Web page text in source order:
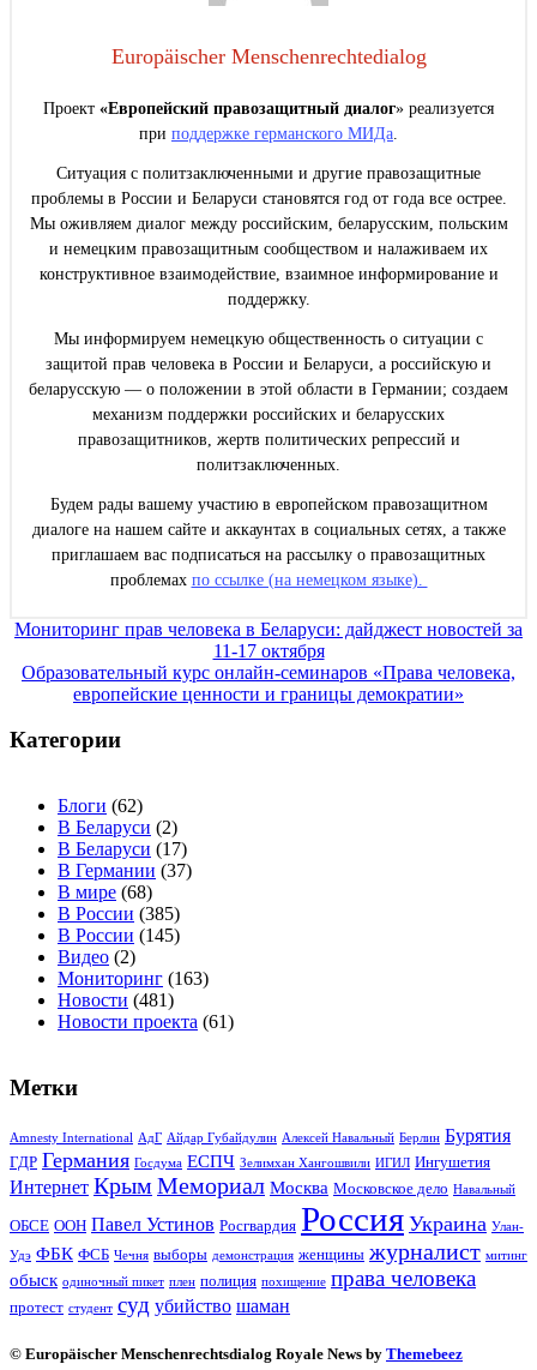
Europäischer Menschenrechtedialog
Проект «Европейский правозащитный диалог» реализуется
при поддержке германского МИДа
Ситуация с политзаключенными и другие правозащитные
проблемы в России и Беларуси становятся год от года все острее.
Мы оживляем диалог между российским, беларусским, польским
и немецким правозащитным сообществом и налаживаем их
конструктивное взаимодействие, взаимное информирование и
поддержку.
Мы информируем немецкую общественность о ситуации с
защитой прав человека в России и Беларуси, а российскую и
беларусскую — о положении в этой области в Германии; создаем
механизм поддержки российских и беларусских
правозащитников, жертв политических репрессий и
политзаключенных.
Будем рады вашему участию в европейском правозащитном
диалоге на нашем сайте и аккаунтах в социальных сетях, а также
приглашаем вас подписаться на рассылку о правозащитных
проблемах по ссылке (на немецком языке).
Навигация
по
записям
Мониторинг прав человека в Беларуси: дайджест новостей за
11-17 октября
Образовательный курс онлайн-семинаров «Права человека,
европейские ценности и границы демократии»
Категории
Блоги (62)
В Беларуси (2)
В Беларуси (17)
В Германии (37)
В мире (68)
В России (385)
В России (145)
Видео (2)
Мониторинг (163)
Новости (481)
Новости проекта (61)
Метки
Amnesty International АдГ Айдар Губайдулин Алексей Навальный Берлин Бурятия
ГДР Германия Госдума ЕСПЧ Зелимхан Хангошвили ИГИЛ Ингушетия
Интернет Крым Мемориал Москва Московское дело Навальный
ОБСЕ ООН Павел Устинов Росгвардия Россия Украина Улан-
Удэ ФБК ФСБ Чечня выборы демонстрация женщины журналист митинг
обыск одиночный пикет плен полиция похищение права человека
протест студент суд убийство шаман
© Europäischer Menschenrechtsdialog Royale News by Themebeez